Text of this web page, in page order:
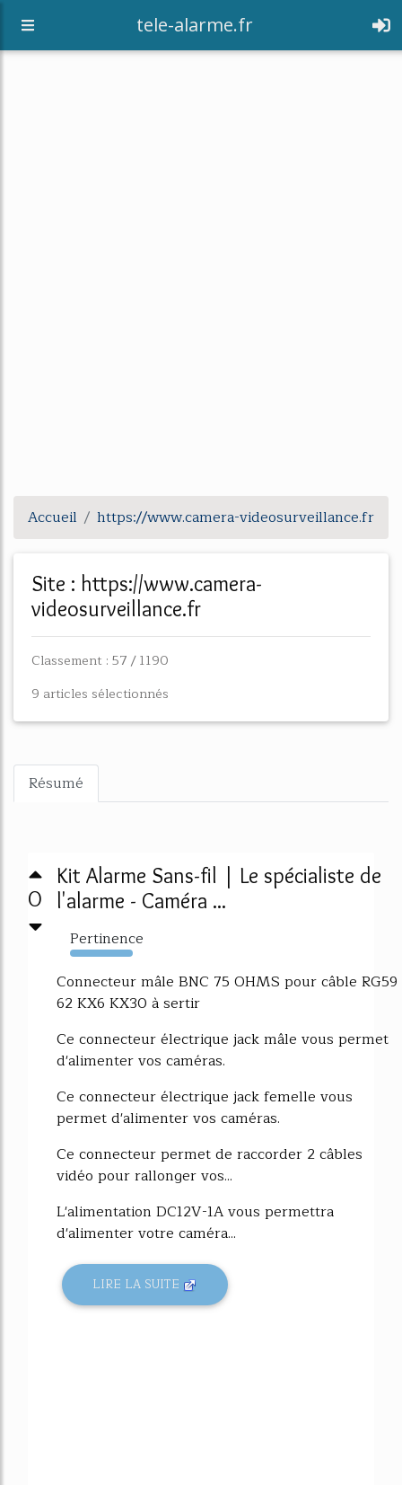
tele-alarme.fr
Accueil https://www.camera-videosurveillance.fr
Site : https://www.camera-
videosurveillance.fr
Classement : 57 / 1190
9 articles sélectionnés
Résumé
0
Kit Alarme Sans-fil | Le spécialiste de
l'alarme - Caméra ...
Pertinence
13746%
Connecteur mâle BNC 75 OHMS pour câble RG59
62 KX6 KX30 à sertir
Ce connecteur électrique jack mâle vous permet
d'alimenter vos caméras.
Ce connecteur électrique jack femelle vous
permet d'alimenter vos caméras.
Ce connecteur permet de raccorder 2 câbles
vidéo pour rallonger vos...
L'alimentation DC12V-1A vous permettra
d'alimenter votre caméra...
LIRE LA SUITE